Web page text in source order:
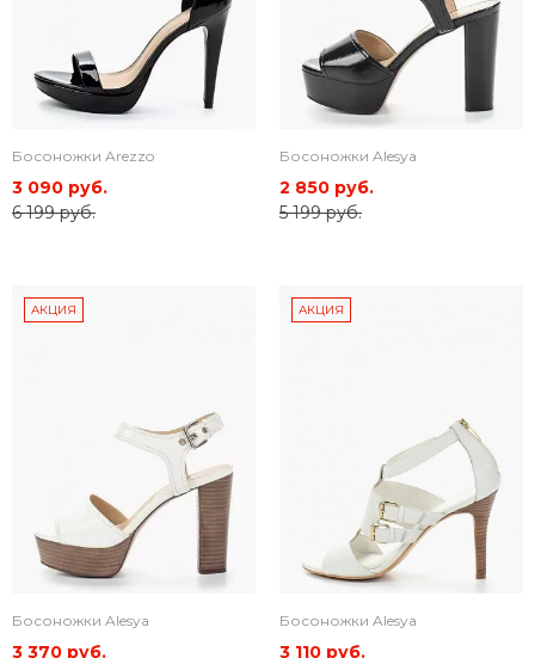
Босоножки Arezzo
3 090 руб.
6 199 руб.
Босоножки Alesya
2 850 руб.
5 199 руб.
АКЦИЯ
Босоножки Alesya
3 370 руб.
АКЦИЯ
Босоножки Alesya
3 110 руб.